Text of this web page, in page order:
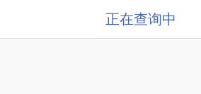
正在查询中